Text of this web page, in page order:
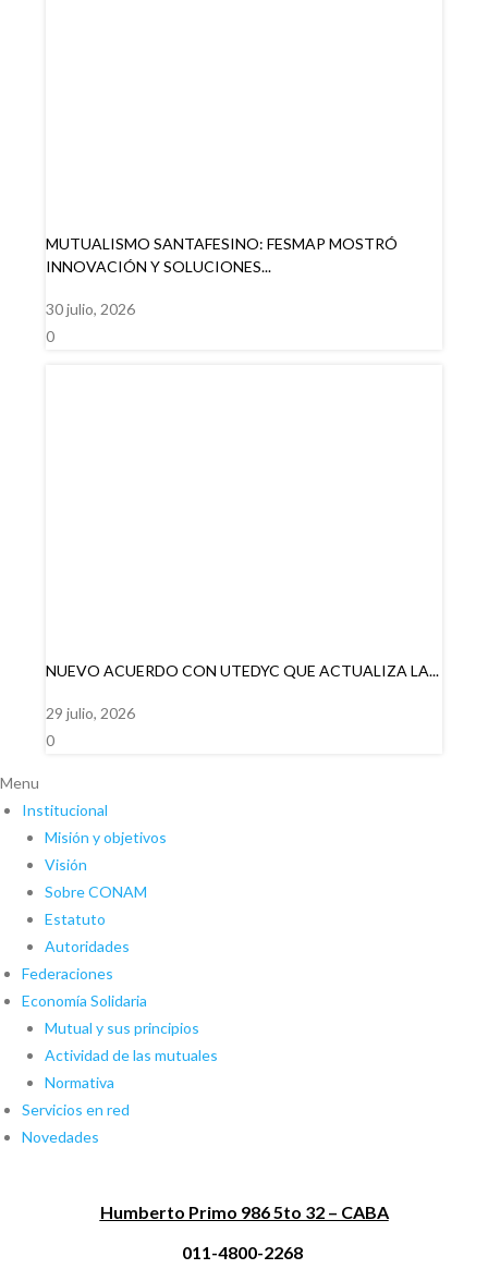
MUTUALISMO SANTAFESINO: FESMAP MOSTRÓ
INNOVACIÓN Y SOLUCIONES...
30 julio, 2026
0
NUEVO ACUERDO CON UTEDYC QUE ACTUALIZA LA...
29 julio, 2026
0
Menu
Institucional
Misión y objetivos
Visión
Sobre CONAM
Estatuto
Autoridades
Federaciones
Economía Solidaria
Mutual y sus principios
Actividad de las mutuales
Normativa
Servicios en red
Novedades
Humberto Primo 986 5to 32 – CABA
011-4800-2268